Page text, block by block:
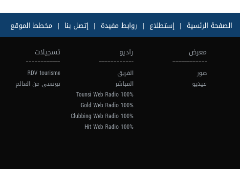
الصفحة الرئسية | إستطلاع | روابط مفيدة | إتصل بنا | مخطط الموقع
معرض
صور
فيديو
راديو
الفريق
المباشر
100% Tounsi Web Radio
100% Gold Web Radio
100% Clubbing Web Radio
100% Hit Web Radio
تسجيلات
RDV tourisme
تونسي من العالم